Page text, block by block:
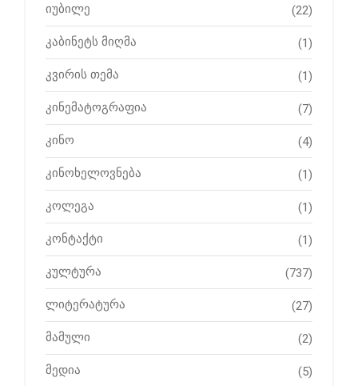
იუბილე (22)
კაბინეტს მიღმა (1)
კვირის თემა (1)
კინემატოგრაფია (7)
კინო (4)
კინოხელოვნება (1)
კოლეგა (1)
კონტაქტი (1)
კულტურა (737)
ლიტერატურა (27)
მამული (2)
მედია (5)